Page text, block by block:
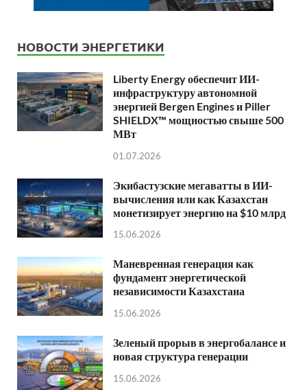
НОВОСТИ ЭНЕРГЕТИКИ
Liberty Energy обеспечит ИИ-
инфраструктуру автономной
энергией Bergen Engines и Piller
SHIELDX™ мощностью свыше 500
МВт
01.07.2026
Экибастузские мегаватты в ИИ-
вычисления или как Казахстан
монетизирует энергию на $10 млрд
15.06.2026
Маневренная генерация как
фундамент энергетической
независимости Казахстана
15.06.2026
Зеленый прорыв в энергобалансе и
новая структура генерации
15.06.2026